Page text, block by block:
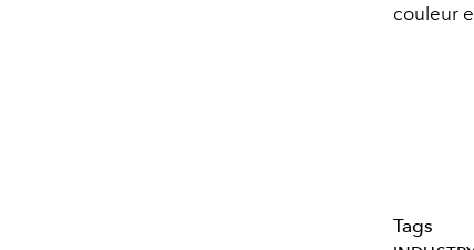
couleur
Tags